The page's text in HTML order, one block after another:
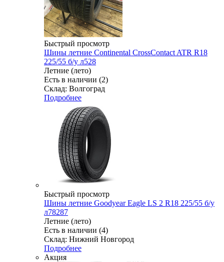
Быстрый просмотр
Шины летние Continental CrossContact ATR R18
225/55 б/у л528
Летние (лето)
Есть в наличии (2)
Склад: Волгоград
Подробнее
Быстрый просмотр
Шины летние Goodyear Eagle LS 2 R18 225/55 б/у
л78287
Летние (лето)
Есть в наличии (4)
Склад: Нижний Новгород
Подробнее
Акция